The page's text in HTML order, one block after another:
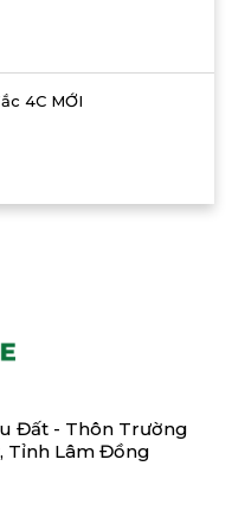
4C MỚI
Đất - Thôn Trường
Tỉnh Lâm Đồng